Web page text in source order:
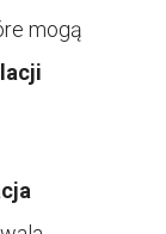
mogą